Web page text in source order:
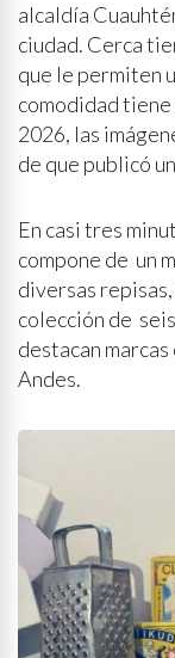
alcaldía
ciudad. Cerca
que le permiten
comodidad tiene
2026, las
de que publicó
En casi tres
compone de un
diversas
colección de
destacan
Andes.